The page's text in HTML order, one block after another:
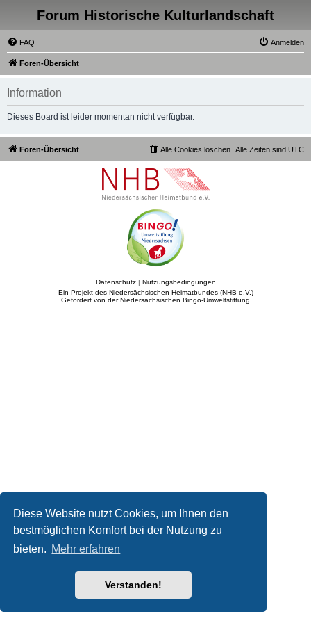
Diese Website nutzt Cookies, um Ihnen den
bestmöglichen Komfort bei der Nutzung zu
bieten. Mehr erfahren
Verstanden!
Forum Historische Kulturlandschaft
FAQ Anmelden
Foren-Übersicht
Information
Dieses Board ist leider momentan nicht verfügbar.
Foren-Übersicht Alle Zeiten sind UTC
Alle Cookies löschen
Datenschutz| Nutzungsbedingungen
Ein Projekt des Niedersächsischen Heimatbundes (NHB e.V.)
Gefördert von der Niedersächsischen Bingo-Umweltstiftung